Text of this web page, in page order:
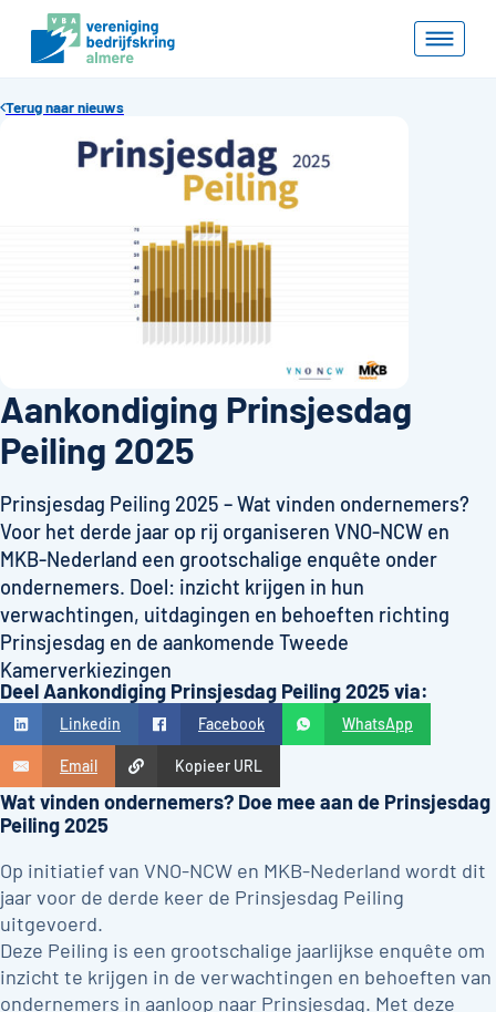
Terug naar nieuws
Aankondiging Prinsjesdag
Peiling 2025
Prinsjesdag Peiling 2025 – Wat vinden ondernemers?
Voor het derde jaar op rij organiseren VNO-NCW en
MKB-Nederland een grootschalige enquête onder
ondernemers. Doel: inzicht krijgen in hun
verwachtingen, uitdagingen en behoeften richting
Prinsjesdag en de aankomende Tweede
Kamerverkiezingen
Deel Aankondiging Prinsjesdag Peiling 2025 via:
Linkedin Facebook WhatsApp
Email Kopieer URL
Wat vinden ondernemers? Doe mee aan de Prinsjesdag
Peiling 2025
Op initiatief van VNO-NCW en MKB-Nederland wordt dit
jaar voor de derde keer de Prinsjesdag Peiling
uitgevoerd.
Deze Peiling is een grootschalige jaarlijkse enquête om
inzicht te krijgen in de verwachtingen en behoeften van
ondernemers in aanloop naar Prinsjesdag. Met deze